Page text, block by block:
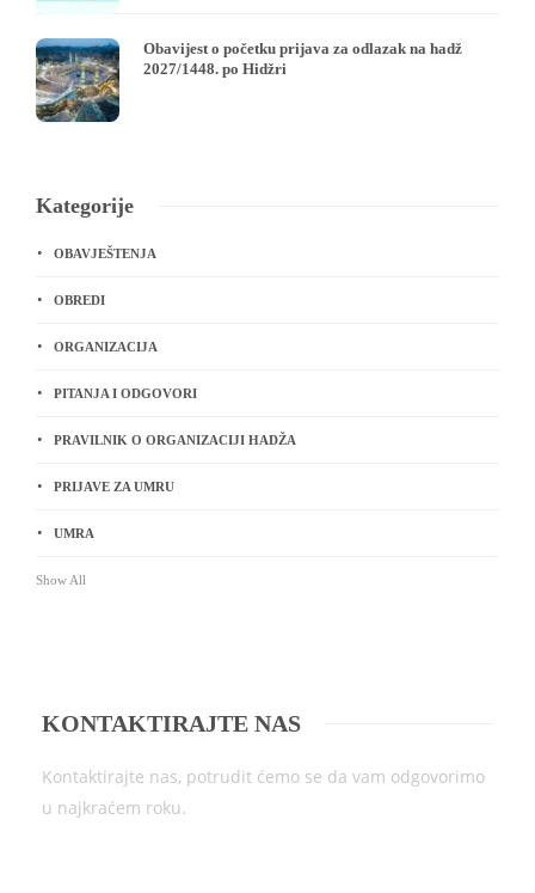
Obavijest o početku prijava za odlazak na hadž
2027/1448. po Hidžri
Kategorije
OBAVJEŠTENJA
OBREDI
ORGANIZACIJA
PITANJA I ODGOVORI
PRAVILNIK O ORGANIZACIJI HADŽA
PRIJAVE ZA UMRU
UMRA
Show All
KONTAKTIRAJTE NAS
Kontaktirajte nas, potrudit ćemo se da vam odgovorimo
u najkraćem roku.